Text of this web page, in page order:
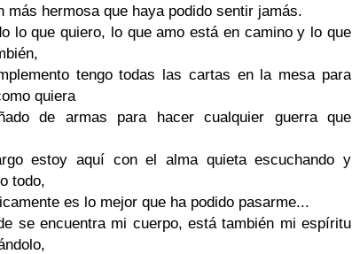
más hermosa que haya podido sentir jamás.
lo que quiero, lo que amo está en camino y lo que
tengo todas las cartas en la mesa para
quiera
de armas para hacer cualquier guerra que
estoy aquí con el alma quieta escuchando y
todo,
es lo mejor que ha podido pasarme...
se encuentra mi cuerpo, está también mi espíritu